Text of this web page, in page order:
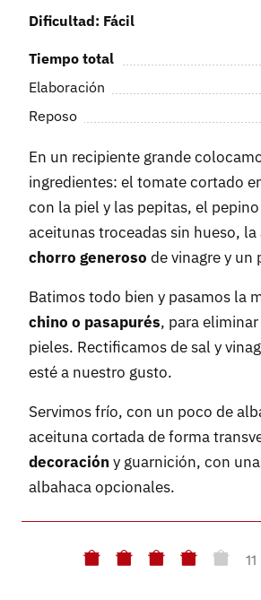
Dificultad: Fácil
Tiempo total
Elaboración
Reposo
En un recipiente grande
ingredientes: el tomate cortado
con la piel y las pepitas, el
aceitunas troceadas sin hueso,
chorro generoso de vinagre y un
Batimos todo bien y pasamos la
chino o pasapurés, para
pieles. Rectificamos de sal y
esté a nuestro gusto.
Servimos frío, con un poco de
aceituna cortada de forma
decoración y guarnición, con
albahaca opcionales.